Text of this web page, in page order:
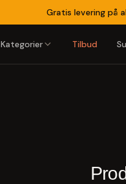
Gratis levering på
Kategorier Tilbud